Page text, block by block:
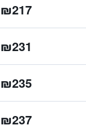
₪217
₪231
₪235
₪237